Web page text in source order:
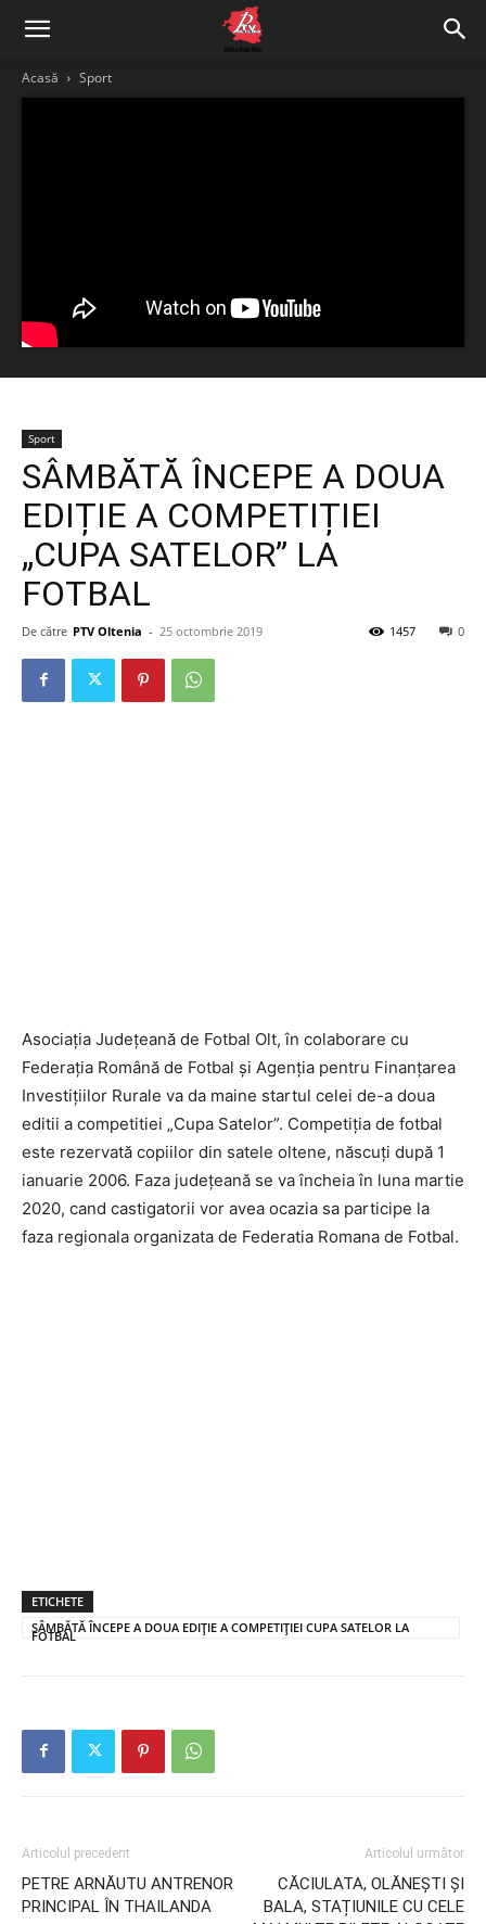
Acasă Sport
Sport
SÂMBĂTĂ ÎNCEPE A DOUA
EDIȚIE A COMPETIȚIEI
„CUPA SATELOR” LA
FOTBAL
De către PTV Oltenia - 25 octombrie 2019 0
1457
Asociația Județeană de Fotbal Olt, în colaborare cu
Federația Română de Fotbal și Agenția pentru Finanțarea
Investițiilor Rurale va da maine startul celei de-a doua
editii a competitiei „Cupa Satelor”. Competiția de fotbal
este rezervată copiilor din satele oltene, născuți după 1
ianuarie 2006. Faza județeană se va încheia în luna martie
2020, cand castigatorii vor avea ocazia sa participe la
faza regionala organizata de Federatia Romana de Fotbal.
ETICHETE
SÂMBĂTĂ ÎNCEPE A DOUA EDIȚIE A COMPETIȚIEI CUPA SATELOR LA
FOTBAL
Articolul precedent
PETRE ARNĂUTU ANTRENOR
PRINCIPAL ÎN THAILANDA
Articolul următor
CĂCIULATA, OLĂNEȘTI ȘI
BALA, STAȚIUNILE CU CELE